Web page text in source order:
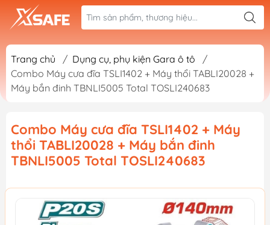
Trang chủ / Dụng cụ, phụ kiện Gara ô tô
/
Combo Máy cưa đĩa TSLI1402 + Máy thổi TABLI20028 +
Máy bắn đinh TBNLI5005 Total TOSLI240683
Combo Máy cưa đĩa TSLI1402 + Máy
thổi TABLI20028 + Máy bắn đinh
TBNLI5005 Total TOSLI240683